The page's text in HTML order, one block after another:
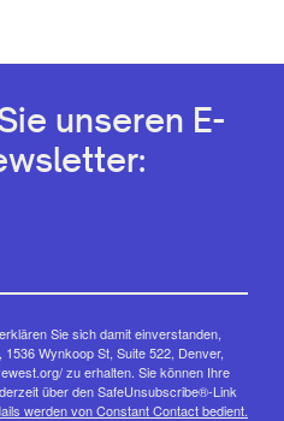
unseren E-
Sie sich damit einverstanden,
Wynkoop St, Suite 522, Denver,
zu erhalten. Sie können Ihre
über den SafeUnsubscribe®-Link
werden von Constant Contact bedient.